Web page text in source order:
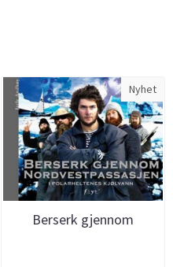
Nyhet
Berserk gjennom